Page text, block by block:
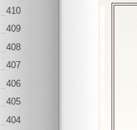
410
409
408
407
406
405
404